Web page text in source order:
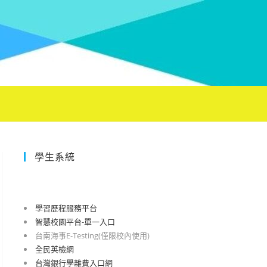
學生系統
學習歷程服務平台
智慧校園平台-單一入口
台南海事E-Testing(僅限校內使用)
全民英檢網
台灣銀行學雜費入口網